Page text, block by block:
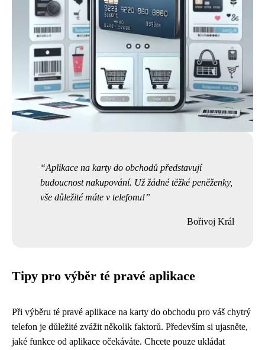
Aplikace na karty do obchodů představují
budoucnost nakupování. Už žádné těžké peněženky,
vše důležité máte v telefonu!
Bořivoj Král
Tipy pro výběr té pravé aplikace
Při výběru té pravé aplikace na karty do obchodu pro váš chytrý
telefon je důležité zvážit několik faktorů. Především si ujasněte,
jaké funkce od aplikace očekáváte. Chcete pouze ukládat